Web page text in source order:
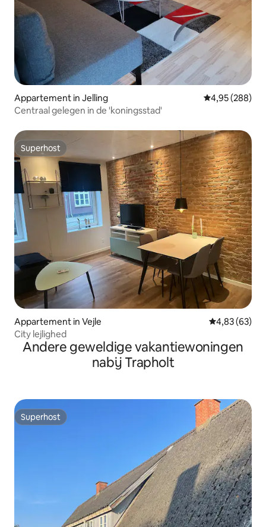
Appartement in Jelling Gemiddelde
4,95 (288)
Centraal gelegen in de 'koningsstad'
Superhost
Superhost
Appartement in Vejle Gemiddelde
4,83 (63)
City lejlighed
Andere geweldige vakantiewoningen
nabij Trapholt
Superhost
Superhost